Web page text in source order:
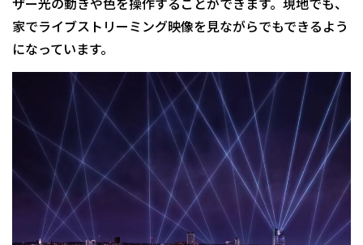
ザー光の動きや色を操作することができます。現地でも、
家でライブストリーミング映像を見ながらでもできるよう
になっています。